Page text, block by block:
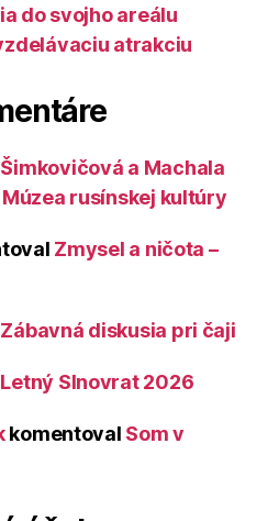
do svojho areálu
atrakciu
Šimkovičová a Machala
rusínskej kultúry
Zmysel a ničota –
Zábavná diskusia pri čaji
Letný Slnovrat 2026
komentoval Som v